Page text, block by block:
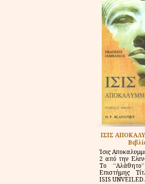
ΙΣΙΣ
Ίσις
2 από την
Το
Επιστήμης
ISIS